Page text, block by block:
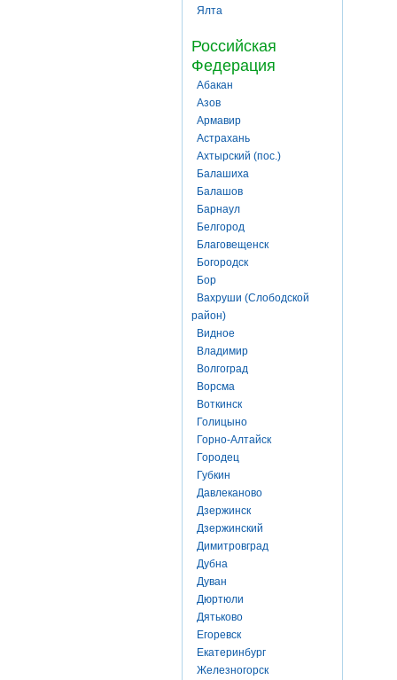
Ялта
Российская
Федерация
Абакан
Азов
Армавир
Астрахань
Ахтырский (пос.)
Балашиха
Балашов
Барнаул
Белгород
Благовещенск
Богородск
Бор
Вахруши (Слободской
район)
Видное
Владимир
Волгоград
Ворсма
Воткинск
Голицыно
Горно-Алтайск
Городец
Губкин
Давлеканово
Дзержинск
Дзержинский
Димитровград
Дубна
Дуван
Дюртюли
Дятьково
Егоревск
Екатеринбург
Железногорск